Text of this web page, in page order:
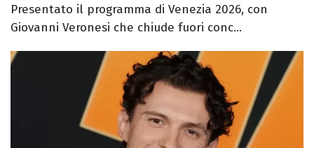
Presentato il programma di Venezia 2026, con
Giovanni Veronesi che chiude fuori conc...